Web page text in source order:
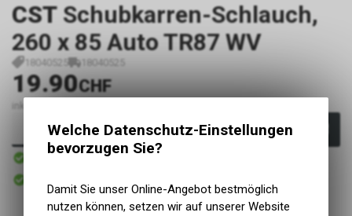
CST Schubkarren-Schlauch,
260 x 85 Auto TR87 WV
18040525 18040525
19.90CHF
inkl. MwSt., zzgl.
In den Warenkorb
Sofort verfügbar
Abholung Lüscher Motor- & Bike World
Welche Datenschutz-Einstellungen
bevorzugen Sie?
Damit Sie unser Online-Angebot bestmöglich
nutzen können, setzen wir auf unserer Website